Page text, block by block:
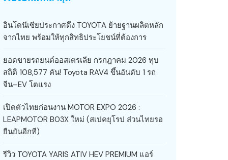
อินโดนีเซียประกาศดึง TOYOTA ย้ายฐานผลิตหลัก
จากไทย พร้อมให้ทุกสิทธิประโยชน์ที่ต้องการ
ยอดขายรถยนต์ออสเตรเลีย กรกฎาคม 2026 ทุบ
สถิติ 108,577 คัน! Toyota RAV4 ขึ้นอันดับ 1 รถ
จีน–EV โตแรง
เปิดตัวไทยก่อนงาน MOTOR EXPO 2026 :
LEAPMOTOR B03X ใหม่ (สเปคยุโรป ส่วนไทยรอ
ยืนยันอีกที)
รีวิว TOYOTA YARIS ATIV HEV PREMIUM แอร์